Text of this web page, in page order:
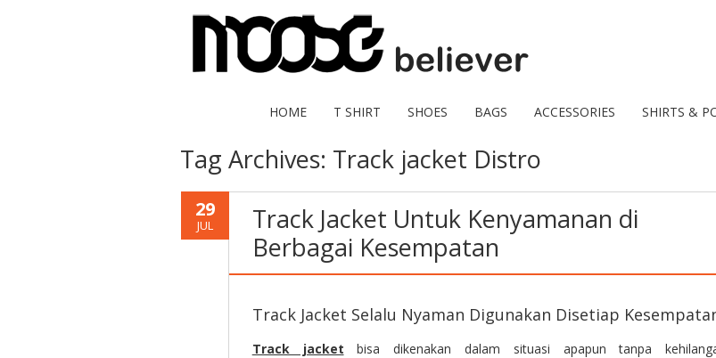
HOME T SHIRT SHOES BAGS ACCESSORIES SHIRTS &
Tag Archives: Track jacket Distro
29
JUL
Track Jacket Untuk Kenyamanan di
Berbagai Kesempatan
Track Jacket Selalu Nyaman Digunakan Disetiap
Track jacket bisa dikenakan dalam situasi apapun tanpa